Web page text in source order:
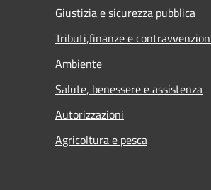
Giustizia e sicurezza pubblica
Tributi,finanze e
Ambiente
Salute, benessere e assistenza
Autorizzazioni
Agricoltura e pesca